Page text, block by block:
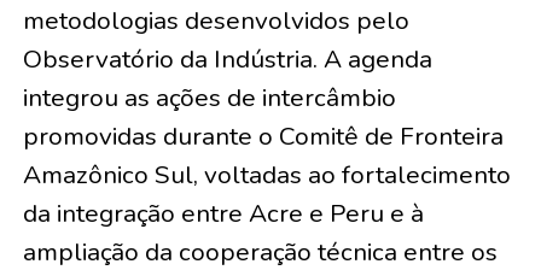
metodologias desenvolvidos pelo
Observatório da Indústria. A agenda
integrou as ações de intercâmbio
promovidas durante o Comitê de Fronteira
Amazônico Sul, voltadas ao fortalecimento
da integração entre Acre e Peru e à
ampliação da cooperação técnica entre os